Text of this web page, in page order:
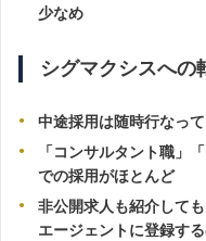
少なめ
シグマクシスへの
中途採用は随時行なっ
「コンサルタント職」
での採用がほとんど
非公開求人も紹介して
エージェントに登録す